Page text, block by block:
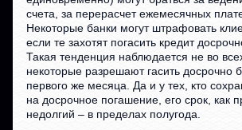
счета, за перерасчет ежемесячных
Некоторые банки могут штрафовать
если те захотят погасить кредит
Такая тенденция наблюдается не во
некоторые разрешают гасить досрочно
первого же месяца. Да и у тех, кто
на досрочное погашение, его срок, как
недолгий – в пределах полугода.